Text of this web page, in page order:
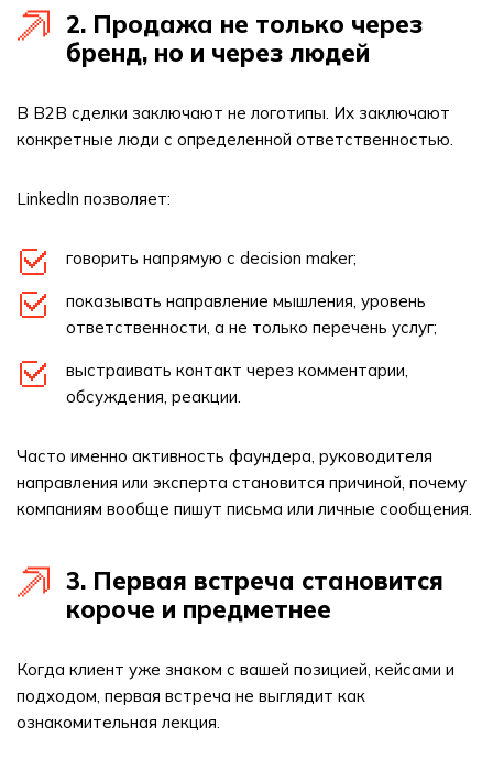
2. Продажа не только через
бренд, но и через людей
В B2B сделки заключают не логотипы. Их заключают
конкретные люди с определенной ответственностью.
LinkedIn позволяет:
говорить напрямую с decision maker;
показывать направление мышления, уровень
ответственности, а не только перечень услуг;
выстраивать контакт через комментарии,
обсуждения, реакции.
Часто именно активность фаундера, руководителя
направления или эксперта становится причиной, почему
компаниям вообще пишут письма или личные сообщения.
3. Первая встреча становится
короче и предметнее
Когда клиент уже знаком с вашей позицией, кейсами и
подходом, первая встреча не выглядит как
ознакомительная лекция.